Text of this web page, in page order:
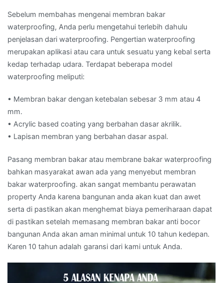
Sebelum membahas mengenai membran bakar
waterproofing, Anda perlu mengetahui terlebih dahulu
penjelasan dari waterproofing. Pengertian waterproofing
merupakan aplikasi atau cara untuk sesuatu yang kebal serta
kedap terhadap udara. Terdapat beberapa model
waterproofing meliputi:
• Membran bakar dengan ketebalan sebesar 3 mm atau 4
mm.
• Acrylic based coating yang berbahan dasar akrilik.
• Lapisan membran yang berbahan dasar aspal.
Pasang membran bakar atau membrane bakar waterproofing
bahkan masyarakat awan ada yang menyebut membran
bakar waterproofing. akan sangat membantu perawatan
property Anda karena bangunan anda akan kuat dan awet
serta di pastikan akan menghemat biaya pemeriharaan dapat
di pastikan setelah memasang membran bakar anti bocor
bangunan Anda akan aman minimal untuk 10 tahun kedepan.
Karen 10 tahun adalah garansi dari kami untuk Anda.